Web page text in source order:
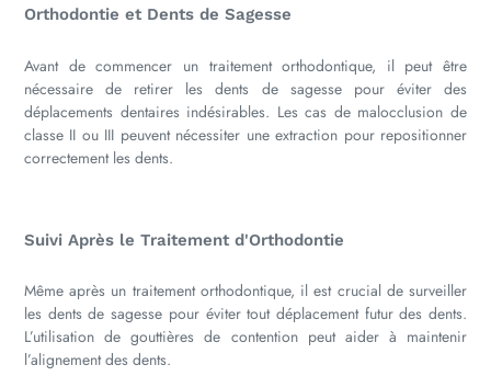
Orthodontie et Dents de Sagesse
Avant de commencer un traitement orthodontique, il peut être
nécessaire de retirer les dents de sagesse pour éviter des
déplacements dentaires indésirables. Les cas de malocclusion de
classe II ou III peuvent nécessiter une extraction pour repositionner
correctement les dents.
Suivi Après le Traitement d'Orthodontie
Même après un traitement orthodontique, il est crucial de surveiller
les dents de sagesse pour éviter tout déplacement futur des dents.
L’utilisation de gouttières de contention peut aider à maintenir
l’alignement des dents.